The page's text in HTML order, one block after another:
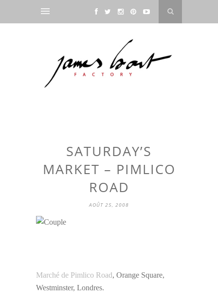
SATURDAY’S
MARKET – PIMLICO
ROAD
AOÛT 25, 2008
Marché de Pimlico Road, Orange Square,
Westminster, Londres.